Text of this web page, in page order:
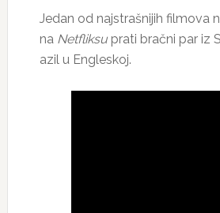
Jedan od najstrašnijih filmova
na Netfliksuprati bračni par iz
azil u Engleskoj.